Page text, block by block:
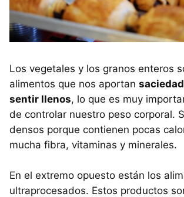
Los vegetales y los granos enteros
alimentos que nos aportan
sentir llenos, lo que es muy
de controlar nuestro peso corporal.
densos porque contienen pocas
mucha fibra, vitaminas y minerales.
En el extremo opuesto están los
ultraprocesados. Estos productos